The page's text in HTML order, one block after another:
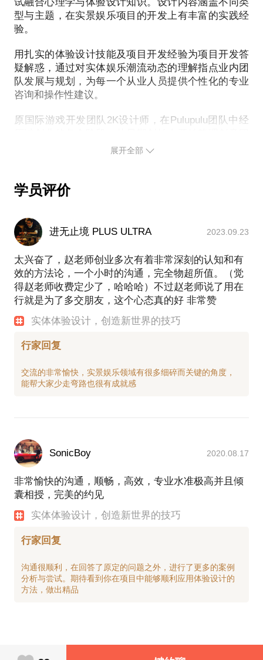
我设计过让人惊叫出来的强刺激项目，也设计过让体
验者在其中沉浸而无法自拔的氛围型项目，80余款实
解，并能够在各个项目中针对性的剖析其特点与关键
视角，结合行业与人群特色修正方案定位。
我可以结合自身的经验和你分享：
帮你认识体验设计的价值与能力范围
帮你分析在某个项目中如何结合体验设计的知识进行
设计及优化
本控制、实现方案等
体验设计会改变原有的设计流程，并改变你对设计的
试融合心理学与体验设计知识。设计内容涵盖不同类
型与主题，在实景娱乐项目的开发上有丰富的实践经
验。
用扎实的体验设计技能及项目开发经验为项目开发答
疑解惑，通过对实体娱乐潮流动态的理解指点业内团
队发展与规划，为每一个从业人员提供个性化的专业
咨询和操作性建议。
原国际游戏开发团队2K设计师，在Pulupulu团队中经
队，随后管理项目开发，最后管理整体产品团队近20
件开发、工程管理、项目管理、团队管理等多板块，
项目涉及范围涵盖团队协作、脑力解密、设备操作、
惊悚恐怖、限时挑战、对抗竞技、IP巡展等多个主题
与领域。
在成立设计团队后，在传统业务外，为商业景区、工
业旅游基地、博物馆实景娱乐活动等提供设计与内容
落地服务。
会想到UI设计中的交互体验设计，但实际上这个概念
并不仅止于此。在美国与加拿大的部分游戏设计课程
果后通过细节方案的设计，来让参与者真的达到该状
态。希望参与者紧张？放松？兴奋？开心？心慌？体
验设计都能达到。
更具体的来说，在国内的大多数空间设计、商场规
是缺少该环节的，通常是采用常规方式进行微调整，
些项目质量都能有很大的提升空间。
需要说明的是，体验设计并不是一个单独的技能，其
中包括了大量心理学的知识，对消费者与人性的理
展开全部
学员评价
进无止境 PLUS ULTRA 2023.09.23
太兴奋了，赵老师创业多次有着非常深刻的认知和有
效的方法论，一个小时的沟通，完全物超所值。（觉
得赵老师收费定少了，哈哈哈）不过赵老师说了用在
行就是为了多交朋友，这个心态真的好 非常赞
实体体验设计，创造新世界的技巧
行家回复
交流的非常愉快，实景娱乐领域有很多细碎而关键的角度，
SonicBoy 2020.08.17
非常愉快的沟通，顺畅，高效，专业水准极高并且倾
囊相授，完美的约见
实体体验设计，创造新世界的技巧
行家回复
沟通很顺利，在回答了原定的问题之外，进行了更多的案例
分析与尝试。期待看到你在项目中能够顺利应用体验设计的